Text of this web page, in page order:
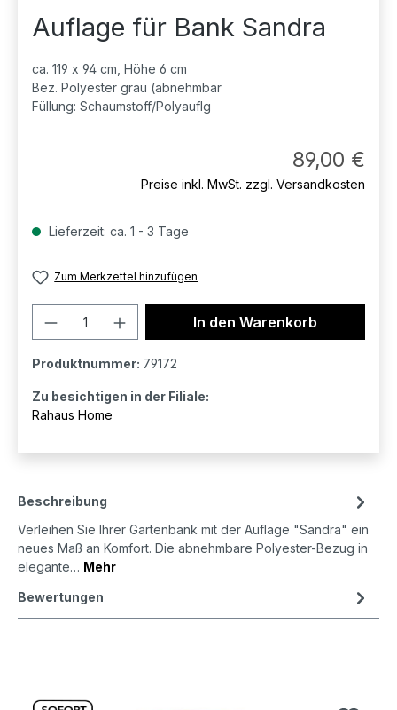
Auflage für Bank Sandra
ca. 119 x 94 cm, Höhe 6 cm
Bez. Polyester grau (abnehmbar
Füllung: Schaumstoff/Polyauflg
89,00 €
Preise inkl. MwSt. zzgl. Versandkosten
Lieferzeit: ca. 1 - 3 Tage
Zum Merkzettel hinzufügen
Produkt Anzahl: Gib den
In den Warenkorb
Produktnummer: 79172
Zu besichtigen in der Filiale:
Rahaus Home
Beschreibung
Verleihen Sie Ihrer Gartenbank mit der Auflage "Sandra" ein
neues Maß an Komfort. Die abnehmbare Polyester-Bezug in
elegante… Mehr
Bewertungen